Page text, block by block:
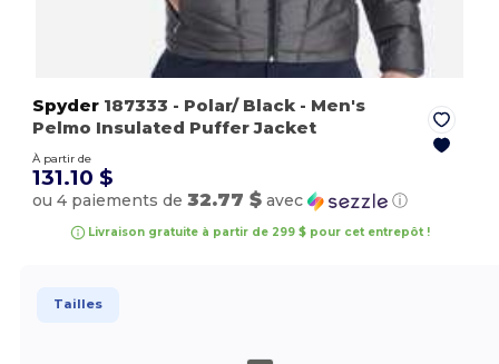
Spyder 187333 - Polar/ Black - Men's
Pelmo Insulated Puffer Jacket
À partir de
131.10 $
ou 4 paiements de32.77 $ avec ⓘ
Livraison gratuite à partir de 299 $ pour cet entrepôt !
Tailles